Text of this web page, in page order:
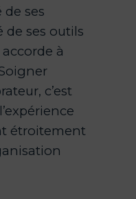
ses
de ses outils
à
c’est
étroitement